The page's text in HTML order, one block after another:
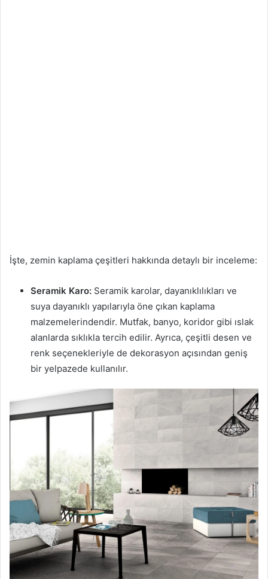
İşte, zemin kaplama çeşitleri hakkında detaylı bir inceleme:
Seramik Karo: Seramik karolar, dayanıklılıkları ve
suya dayanıklı yapılarıyla öne çıkan kaplama
malzemelerindendir. Mutfak, banyo, koridor gibi ıslak
alanlarda sıklıkla tercih edilir. Ayrıca, çeşitli desen ve
renk seçenekleriyle de dekorasyon açısından geniş
bir yelpazede kullanılır.